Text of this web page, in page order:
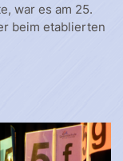
war es am 25.
beim etablierten